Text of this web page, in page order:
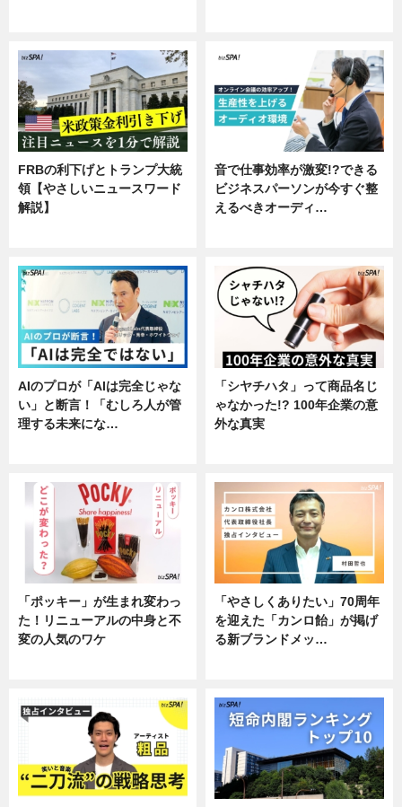
FRBの利下げとトランプ大統
領【やさしいニュースワード
解説】
音で仕事効率が激変!?できる
ビジネスパーソンが今すぐ整
えるべきオーディ…
AIのプロが「AIは完全じゃな
い」と断言！「むしろ人が管
理する未来にな…
「シヤチハタ」って商品名じ
ゃなかった!? 100年企業の意
外な真実
「ポッキー」が生まれ変わっ
た！リニューアルの中身と不
変の人気のワケ
「やさしくありたい」70周年
を迎えた「カンロ飴」が掲げ
る新ブランドメッ…